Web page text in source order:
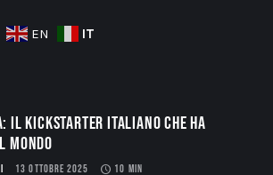
EN IT
il Kickstarter italiano che ha
mondo
13 OTTOBRE 2025 10 MIN